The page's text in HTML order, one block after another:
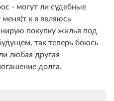
- могут ли судебные
к я являюсь
покупку жилья под
так теперь боюсь
любая другая
долга.